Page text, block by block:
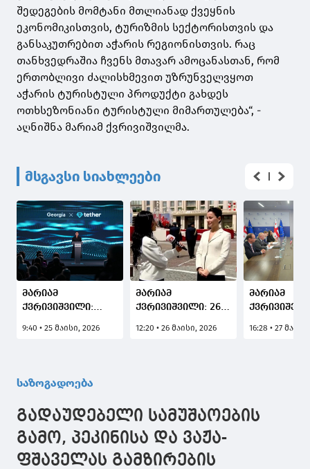
შედეგების მომტანი მთლიანად ქვეყნის
ეკონომიკისთვის, ტურიზმის სექტორისთვის და
განსაკუთრებით აჭარის რეგიონისთვის. რაც
თანხვედრაშია ჩვენს მთავარ ამოცანასთან, რომ
ერთობლივი ძალისხმევით უზრუნველვყოთ
აჭარის ტურისტული პროდუქტი გახდეს
ოთხსეზონიანი ტურისტული მიმართულება“, -
აღნიშნა მარიამ ქვრივიშვილმა.
მსგავსი სიახლეები
მარიამ
ქვრივიშვილი:
მთავრობამ
ეკოსისტემის
განვითარება
ეკონომიკური
პოლიტიკის ერთ-
ერთ მთავარ
პრიორიტეტად
9:40 • 25 მაისი, 2026
მარიამ
ქვრივიშვილი: 26
გვახსენებს, თუ
სახელმწიფოს
იდეა
12:20 • 26 მაისი, 2026
მარიამ
16:28 • 27
საზოგადოება
გადაუდებელი სამუშაოების
გამო, პეკინისა და ვაჟა-
ფშაველას გამზირების